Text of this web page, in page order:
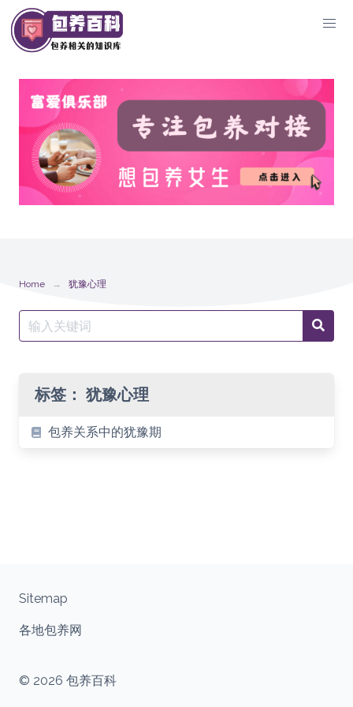
Skip
to
content
Home 犹豫心理
Search
for:
标签： 犹豫心理
包养关系中的犹豫期
© 2026 包养百科
Sitemap
各地包养网